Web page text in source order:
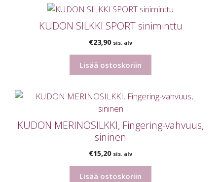
KUDON SILKKI SPORT siniminttu
€23,90 sis. alv
Lisää ostoskoriin
KUDON MERINOSILKKI, Fingering-vahvuus,
sininen
€15,20 sis. alv
Lisää ostoskoriin